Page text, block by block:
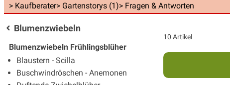
> Kaufberater> Gartenstorys (1)> Fragen & Antworten
Blumenzwiebeln
Blumenzwiebeln Frühlingsblüher
Blaustern - Scilla
Buschwindröschen - Anemonen
10 Artikel